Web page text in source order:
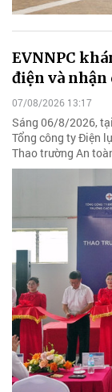
EVNNPC
điện và
07/08/2026 13:17
Sáng 06/8/2026,
Tổng công ty Điện
Thao trường An